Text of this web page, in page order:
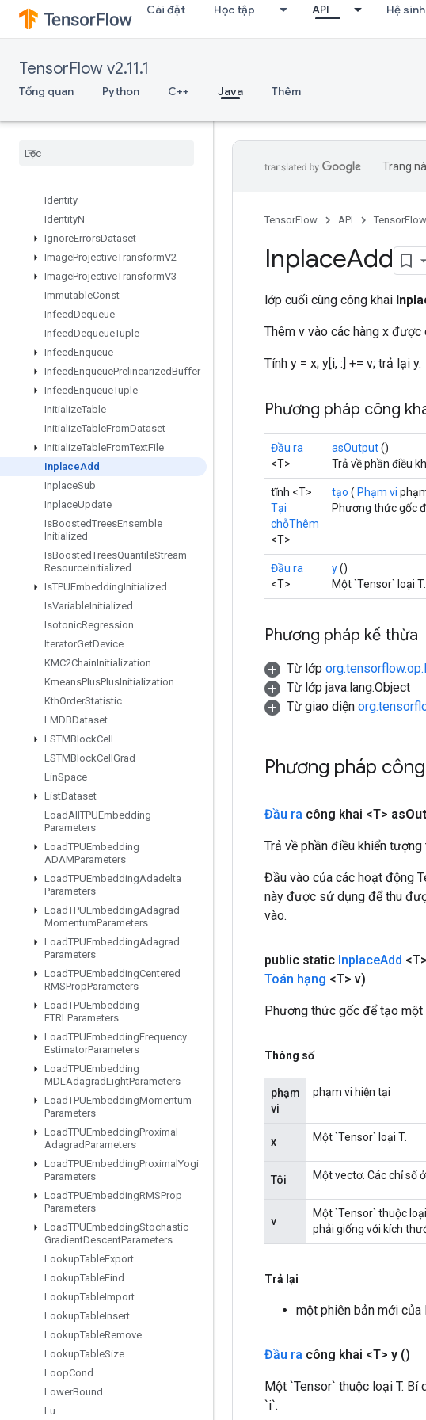
Cài đặt Học tập API Hệ
TensorFlow v2.11.1
Tổng quan Python C++ Java Thêm
GetElementAtIndex
GetOptions
GetSessionTensor
HashTable
Identity
IdentityN
IgnoreErrorsDataset
ImageProjectiveTransformV2
ImageProjectiveTransformV3
ImmutableConst
InfeedDequeue
InfeedDequeueTuple
InfeedEnqueue
InfeedEnqueuePrelinearizedBuffer
InfeedEnqueueTuple
InitializeTable
InitializeTableFromDataset
InitializeTableFromTextFile
InplaceAdd
InplaceSub
InplaceUpdate
IsBoostedTreesEnsemble
Initialized
IsBoostedTreesQuantileStream
ResourceInitialized
IsTPUEmbeddingInitialized
IsVariableInitialized
IsotonicRegression
IteratorGetDevice
KMC2ChainInitialization
KmeansPlusPlusInitialization
KthOrderStatistic
LMDBDataset
LSTMBlockCell
LSTMBlockCell Grad
LinSpace
ListDataset
LoadAll TPUEmbedding
Parameters
LoadTPUEmbedding
ADAMParameters
LoadTPUEmbeddingAdadelta
Parameters
LoadTPUEmbeddingAdagrad
MomentumParameters
LoadTPUEmbeddingAdagrad
Parameters
LoadTPUEmbeddingCentered
RMSPropParameters
LoadTPUEmbedding
FTRLParameters
LoadTPUEmbeddingFrequency
EstimatorParameters
LoadTPUEmbedding
MDLAdagradLightParameters
LoadTPUEmbeddingMomentum
Parameters
LoadTPUEmbeddingProximal
AdagradParameters
LoadTPUEmbeddingProximal Yogi
Parameters
LoadTPUEmbeddingRMSProp
Parameters
LoadTPUEmbeddingStochastic
GradientDescentParameters
LookupTableExport
LookupTableFind
LookupTableImport
LookupTableInsert
LookupTableRemove
LookupTableSize
LoopCond
LowerBound
Lu
Trang
TensorFlow API
InplaceAdd
lớp cuối cùng công khai
Thêm v vào các hàng x được
Tính y = x; y[i, :] += v; trả lại y.
Phương pháp công
Đầu ra
<T>
asOutput()
Trả về phần điều
tĩnh <T>
Tại
chỗThêm
<T>
tạo ( Phạm vi
Phương thức gốc
Đầu ra
<T>
y()
Một `Tensor` loại T.
Phương pháp kế thừa
Từ lớp
Từ lớp java.lang.Object
Từ giao diện
Phương pháp
Đầu ra công khai <T> as
Trả về phần điều khiển
Đầu vào của các hoạt động
này được sử dụng để thu
vào.
public static InplaceAdd <T>
Toán hạng <T> v)
Phương thức gốc để tạo
Thông số
phạm
vi
phạm vi hiện tại
x Một `Tensor` loại T.
Tôi Một vectơ. Các chỉ số
v
Một `Tensor` thuộc
phải giống với kích
Trả lại
một phiên bản mới của
Đầu ra công khai <T> y ()
Một `Tensor` thuộc loại T. Bí
`i`.